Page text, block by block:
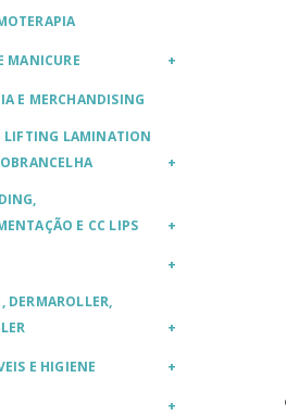
MANICURE
E MERCHANDISING
LIFTING LAMINATION
E CC LIPS
DERMAROLLER,
E HIGIENE